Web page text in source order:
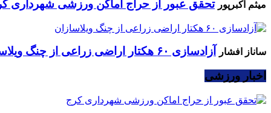
میثم اکبرپور تحقق عبور از حراج اماکن ورزشی شهرداری
ساناز افشار
آزادسازی ۶۰ هکتار اراضی زراعی از چنگ ویلاسازان
اخبار ورزشی